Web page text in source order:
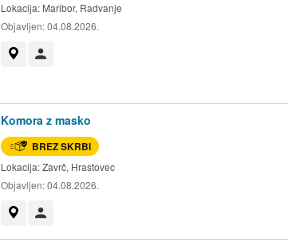
Lokacija: Maribor, Radvanje
Objavljen:04.08.2026.
Komora z masko
BREZ SKRBI
Lokacija:Zavrč, Hrastovec
Objavljen:04.08.2026.